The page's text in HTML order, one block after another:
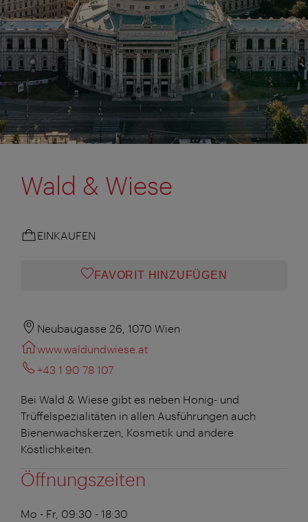
Wald & Wiese
EINKAUFEN
FAVORIT HINZUFÜGEN
Neubaugasse 26, 1070 Wien
www.waldundwiese.at
+43 1 90 78 107
Bei Wald & Wiese gibt es neben Honig- und
Trüffelspezialitäten in allen Ausführungen auch
Bienenwachskerzen, Kosmetik und andere
Köstlichkeiten.
Öffnungszeiten
Mo - Fr, 09:30 - 18:30